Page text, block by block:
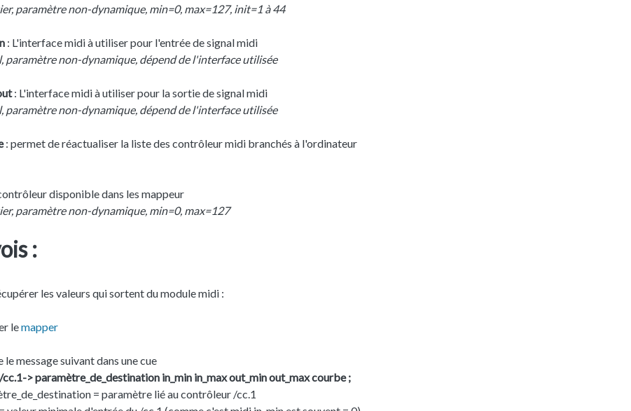
paramètre non-dynamique, min=0, max=127, init=1 à 44
: L'interface midi à utiliser pour l'entrée de signal midi
paramètre non-dynamique, dépend de l'interface utilisée
: L'interface midi à utiliser pour la sortie de signal midi
paramètre non-dynamique, dépend de l'interface utilisée
: permet de réactualiser la liste des contrôleur midi branchés à l'ordinateur
disponible dans les mappeur
paramètre non-dynamique, min=0, max=127
:
les valeurs qui sortent du module midi :
lemapper
le message suivant dans une cue
> paramètre_de_destination in_min in_max out_min out_max courbe ;
= paramètre lié au contrôleur /cc.1